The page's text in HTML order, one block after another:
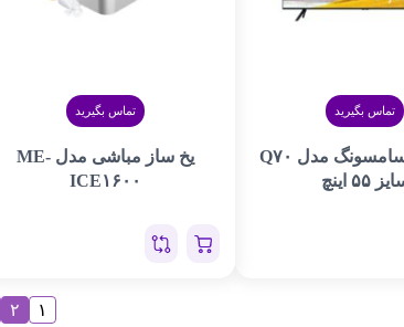
تماس بگیرید
تلویزیون سامسونگ مدل Q۷۰
۵۵ اینچ
تماس بگیرید
یخ ساز مباشی مدل ME-
ICE۱۶۰۰
۱ ۲